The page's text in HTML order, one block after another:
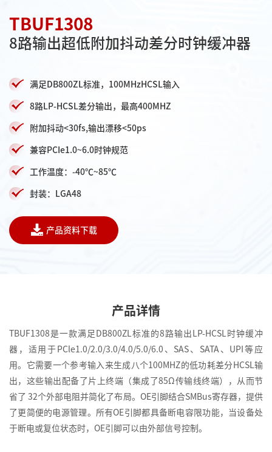
TBUF1308
8路输出超低附加抖动差分时钟缓冲器
满足DB800ZL标准，100MHzHCSL输入
8路LP-HCSL差分输出，最高400MHZ
附加抖动<30fs,输出漂移<50ps
兼容PCIe1.0~6.0时钟规范
工作温度：-40℃~85℃
封装：LGA48
产品资料下载
产品详情
TBUF1308是一款满足DB800ZL标准的8路输出LP-HCSL时钟缓冲
器，适用于PCle1.0/2.0/3.0/4.0/5.0/6.0、SAS、SATA、UPI等应
用。它需要一个参考输入来生成八个100MHZ的低功耗差分HCSL输
出，这些输出配备了片上终端（集成了85Ω传输线终端），从而节
省了 32个外部电阻并简化了布局。OE引脚结合SMBus寄存器，提供
了更简便的电源管理。所有OE引脚都具备断电容限功能，当设备处
于断电或复位状态时，OE引脚可以由外部信号控制。